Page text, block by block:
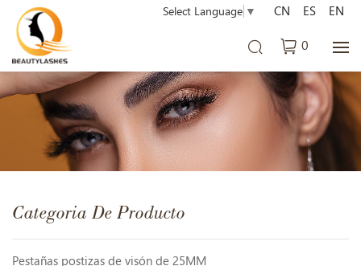
Select Language ▼
0
CN ES EN
Categoria De Producto
Pestañas postizas de visón de 25MM